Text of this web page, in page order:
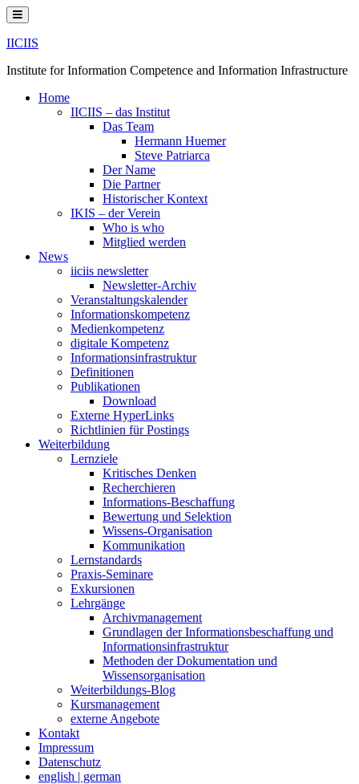
Skip
to
content
IICIIS
Institute for Information Competence and Information Infrastructure
Home
IICIIS – das Institut
Das Team
Hermann Huemer
Steve Patriarca
Der Name
Die Partner
Historischer Kontext
IKIS – der Verein
Who is who
Mitglied werden
News
iiciis newsletter
Newsletter-Archiv
Veranstaltungskalender
Informationskompetenz
Medienkompetenz
digitale Kompetenz
Informationsinfrastruktur
Definitionen
Publikationen
Download
Externe HyperLinks
Richtlinien für Postings
Weiterbildung
Lernziele
Kritisches Denken
Recherchieren
Informations-Beschaffung
Bewertung und Selektion
Wissens-Organisation
Kommunikation
Lernstandards
Praxis-Seminare
Exkursionen
Lehrgänge
Archivmanagement
Grundlagen der Informationsbeschaffung und
Informationsinfrastruktur
Methoden der Dokumentation und
Wissensorganisation
Weiterbildungs-Blog
Kursmanagement
externe Angebote
Kontakt
Impressum
Datenschutz
english | german